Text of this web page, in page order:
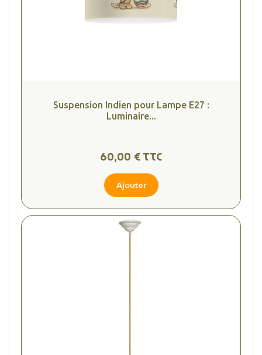
Suspension Indien pour Lampe E27 :
Luminaire...
60,00 € TTC
Ajouter